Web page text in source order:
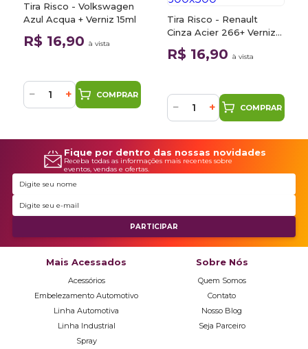
Tira Risco - Volkswagen
Azul Acqua + Verniz 15ml
R$ 16,90 à vista
− + COMPRAR
Tira Risco - Renault
Cinza Acier 266+ Verniz
15ml
R$ 16,90 à vista
− + COMPRAR
Fique por dentro das nossas novidades
Receba todas as informações mais recentes sobre
eventos, vendas e ofertas.
Mais Acessados
Acessórios
Embelezamento Automotivo
Linha Automotiva
Linha Industrial
Spray
Sobre Nós
Quem Somos
Contato
Nosso Blog
Seja Parceiro